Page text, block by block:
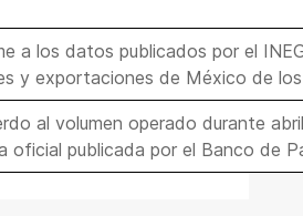
los datos publicados por el
y exportaciones de México de
al volumen operado durante
oficial publicada por el Banco de